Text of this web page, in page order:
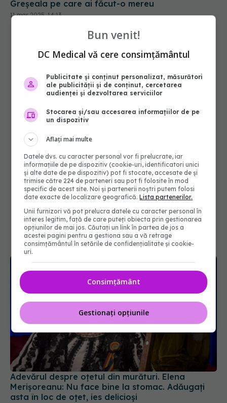
Greșeala pe care ai făcut-o mereu
11 mar 2025, 14:13
Adevărul despre oțetul din murături. Elena
Merișoreanu: Nu face bine la stomac. Adăugați
asta în loc de oțet, ies delicioși
Bun venit!
DC Medical vă cere consimțământul
Publicitate și conținut personalizat, măsurători
ale publicității și de conținut, cercetarea
audienței și dezvoltarea serviciilor
Stocarea și/sau accesarea informațiilor de pe
un dispozitiv
Aflați mai multe
Datele dvs. cu caracter personal vor fi prelucrate, iar
informațiile de pe dispozitiv (cookie-uri, identificatori unici
și alte date de pe dispozitiv) pot fi stocate, accesate de și
trimise către 224 de parteneri sau pot fi folosite în mod
specific de acest site. Noi și partenerii noștri putem folosi
date exacte de localizare geografică.Lista partenerilor.
Unii furnizori vă pot prelucra datele cu caracter personal în
interes legitim, față de care puteți obiecta prin gestionarea
opțiunilor de mai jos. Căutați un link în partea de jos a
acestei pagini pentru a gestiona sau a vă retrage
consimțământul în setările de confidențialitate și cookie-
uri.
Consimțământ
Gestionați opțiunile